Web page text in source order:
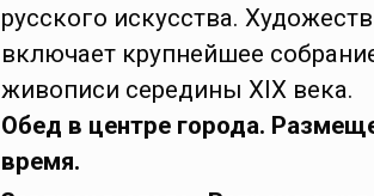
русского искусства.
включает крупнейшее
живописи середины XIX века.
Обед в центре города.
время.